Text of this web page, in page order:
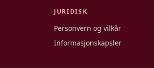
JURIDISK
Personvern og vilkår
Informasjonskapsler